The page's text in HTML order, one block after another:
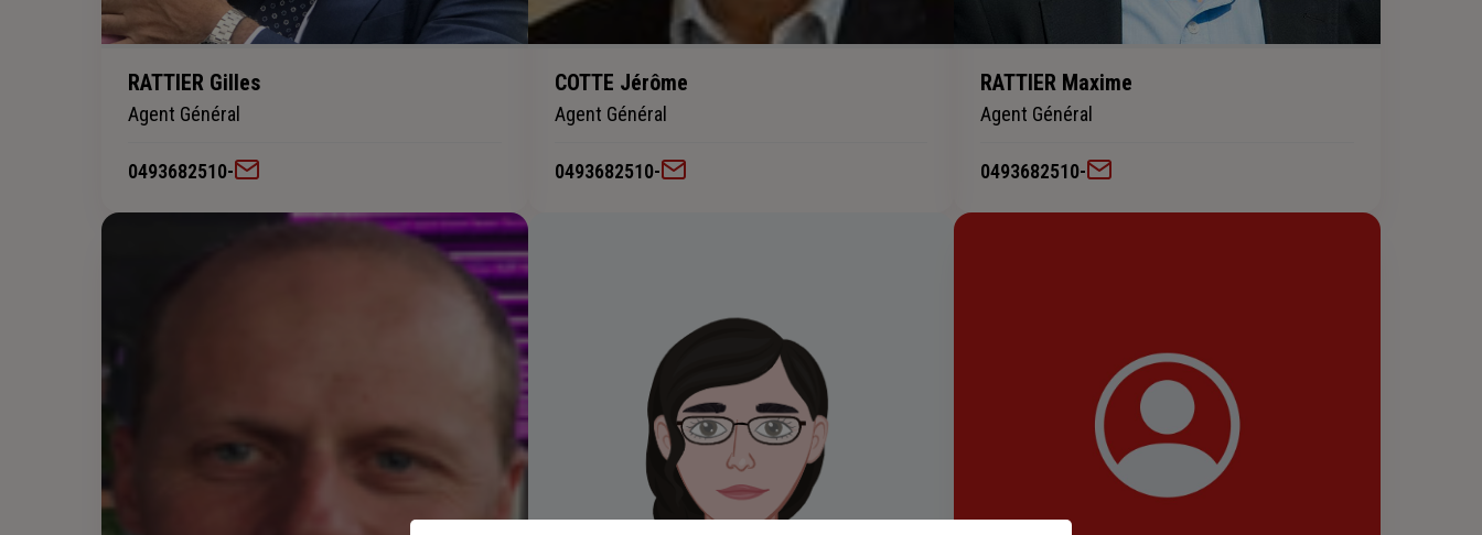
RATTIER Gilles
Agent Général
0493682510-
COTTE Jérôme
Agent Général
0493682510-
RATTIER Maxime
Agent Général
0493682510-